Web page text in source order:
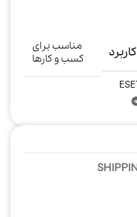
کاربرد
مناسب برای
کسب و کارها